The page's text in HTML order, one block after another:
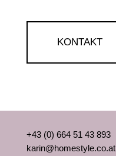
KONTAKT
+43 (0) 664 51 43 893
karin@homestyle.co.at